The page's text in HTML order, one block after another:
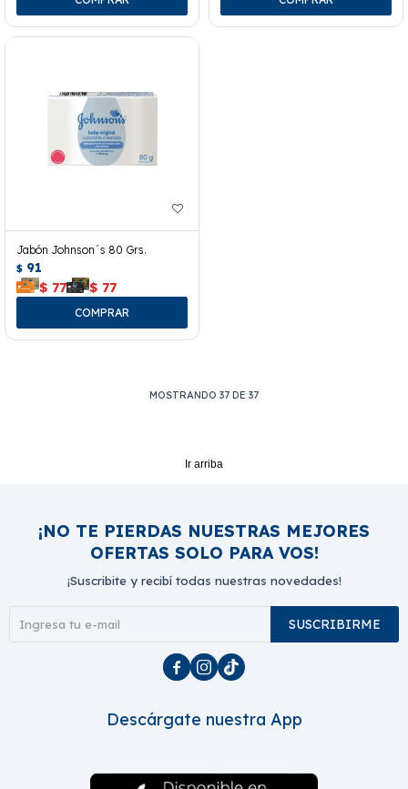
Jabón Johnson´s 80 Grs.
$ 91
$ 77 $ 77
MOSTRANDO 37 DE 37
Ir arriba
¡NO TE PIERDAS NUESTRAS MEJORES
OFERTAS SOLO PARA VOS!
¡Suscribite y recibí todas nuestras novedades!
SUSCRIBIRME
  
Descárgate nuestra App